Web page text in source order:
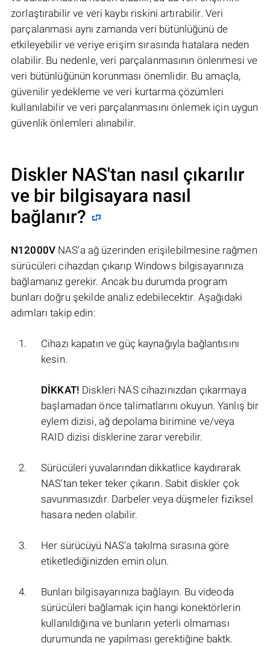
zorlaştırabilir ve veri kaybı riskini artırabilir. Veri
parçalanması aynı zamanda veri bütünlüğünü de
etkileyebilir ve veriye erişim sırasında hatalara neden
olabilir. Bu nedenle, veri parçalanmasının önlenmesi ve
veri bütünlüğünün korunması önemlidir. Bu amaçla,
güvenilir yedekleme ve veri kurtarma çözümleri
kullanılabilir ve veri parçalanmasını önlemek için uygun
güvenlik önlemleri alınabilir.
Diskler NAS'tan nasıl çıkarılır
ve bir bilgisayara nasıl
bağlanır?
N12000VNAS'a ağ üzerinden erişilebilmesine rağmen
sürücüleri cihazdan çıkarıp Windows bilgisayarınıza
bağlamanız gerekir. Ancak bu durumda program
bunları doğru şekilde analiz edebilecektir. Aşağıdaki
adımları takip edin:
Cihazı kapatın ve güç kaynağıyla bağlantısını
kesin.
DİKKAT! Diskleri NAS cihazınızdan çıkarmaya
başlamadan önce talimatlarını okuyun. Yanlış bir
eylem dizisi, ağ depolama birimine ve/veya
RAID dizisi disklerine zarar verebilir.
Sürücüleri yuvalarından dikkatlice kaydırarak
NAS'tan teker teker çıkarın. Sabit diskler çok
savunmasızdır. Darbeler veya düşmeler fiziksel
hasara neden olabilir.
Her sürücüyü NAS'a takılma sırasına göre
etiketlediğinizden emin olun.
Bunları bilgisayarınıza bağlayın. Bu videoda
sürücüleri bağlamak için hangi konektörlerin
kullanıldığına ve bunların yeterli olmaması
durumunda ne yapılması gerektiğine baktk.